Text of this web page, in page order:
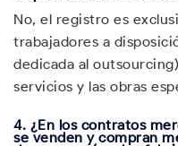
No, el registro es
trabajadores a
dedicada al
servicios y las obras
4. ¿En los contratos
se venden y compran